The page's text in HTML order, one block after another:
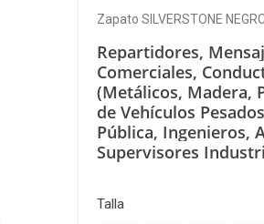
Zapato SILVERSTONE
Repartidores,
Comerciales,
(Metálicos, Madera,
de Vehículos
Pública, Ingenieros,
Supervisores
Talla